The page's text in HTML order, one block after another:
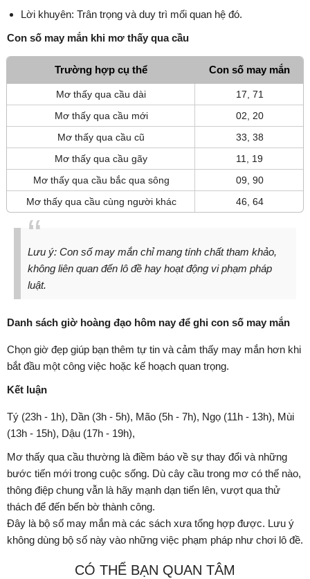
Lời khuyên: Trân trọng và duy trì mối quan hệ đó.
Con số may mắn khi mơ thấy qua cầu
Trường hợp cụ thể Con số may mắn
Mơ thấy qua cầu dài
17, 71
Mơ thấy qua cầu mới
02, 20
Mơ thấy qua cầu cũ
33, 38
Mơ thấy qua cầu gãy
11, 19
Mơ thấy qua cầu bắc qua sông
09, 90
Mơ thấy qua cầu cùng người khác
46, 64
Lưu ý: Con số may mắn chỉ mang tính chất tham khảo,
không liên quan đến lô đề hay hoạt động vi phạm pháp
luật.
Danh sách giờ hoàng đạo hôm nay để ghi con số may mắn
Chọn giờ đẹp giúp bạn thêm tự tin và cảm thấy may mắn hơn khi
bắt đầu một công việc hoặc kế hoạch quan trọng.
Kết luận
Tý (23h - 1h), Dần (3h - 5h), Mão (5h - 7h), Ngọ (11h - 13h), Mùi
(13h - 15h), Dậu (17h - 19h),
Mơ thấy qua cầu thường là điềm báo về sự thay đổi và những
bước tiến mới trong cuộc sống. Dù cây cầu trong mơ có thế nào,
thông điệp chung vẫn là hãy mạnh dạn tiến lên, vượt qua thử
thách để đến bến bờ thành công.
Đây là bộ số may mắn mà các sách xưa tổng hợp được. Lưu ý
không dùng bộ số này vào những việc phạm pháp như chơi lô đề.
CÓ THỂ BẠN QUAN TÂM